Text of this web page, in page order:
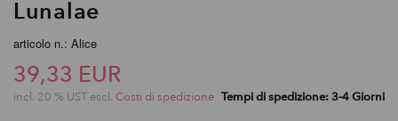
Lunalae
articolo n.: Alice
39,33 EUR
incl. 20 % UST escl. Costi di spedizione Tempi di spedizione: 3-4 Giorni